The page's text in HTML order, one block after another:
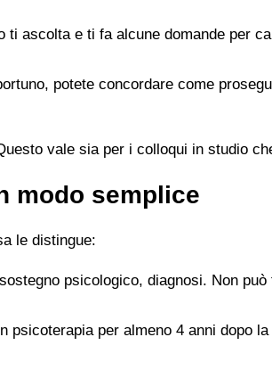
ascolta e ti fa alcune domande per
potete concordare come
vale sia per i colloqui in studio
modo semplice
le distingue:
psicologico, diagnosi. Non
per almeno 4 anni dopo